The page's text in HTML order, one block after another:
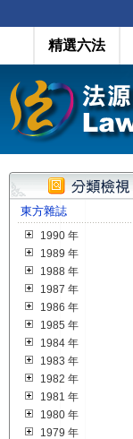
精選六法
東方雜誌
1990 年
1989 年
1988 年
1987 年
1986 年
1985 年
1984 年
1983 年
1982 年
1981 年
1980 年
1979 年